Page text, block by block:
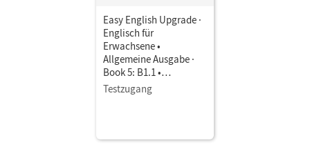
Easy English Upgrade ·
Englisch für
Erwachsene •
Allgemeine Ausgabe ·
Book 5: B1.1 •
Coursebook als E-Book
Mit Medien
Testzugang